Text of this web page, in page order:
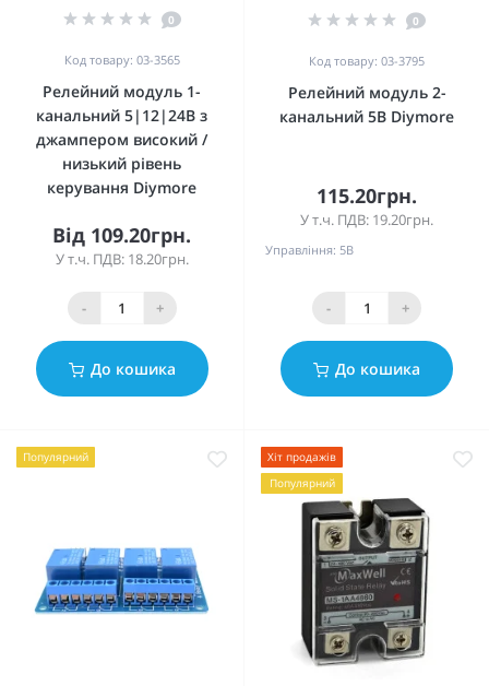
0
Код товару: 03-3565
Релейний модуль 1-
канальний 5|12|24В з
джампером високий /
низький рівень
керування Diymore
Від 109.20грн.
У т.ч. ПДВ: 18.20грн.
- +
До кошика
0
Код товару: 03-3795
Релейний модуль 2-
канальний 5В Diymore
115.20грн.
У т.ч. ПДВ: 19.20грн.
Управління: 5В
- +
До кошика
Популярний
Хіт продажів
Популярний